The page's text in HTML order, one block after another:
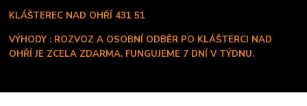
KLÁŠTEREC NAD OHŘÍ 431 51
VÝHODY : ROZVOZ A OSOBNÍ ODBĚR PO KLÁŠTERCI NAD
OHŘÍ JE ZCELA ZDARMA. FUNGUJEME 7 DNÍ V TÝDNU.